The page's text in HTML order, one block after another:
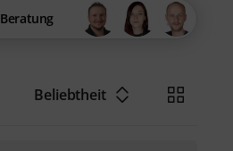
Beratung
Beliebtheit